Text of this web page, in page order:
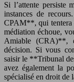
Si l’attente persiste
instances de
CPAM**, qui tentera
médiation échoue,
Amiable (CRA)**,
décision. Si vous
saisir le **Tribunal
avez également la
spécialisé en droit de